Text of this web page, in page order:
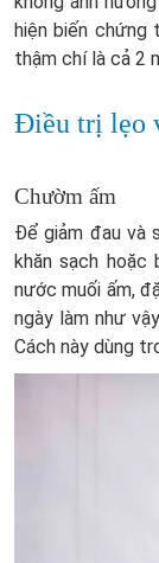
hiện biến chứng
thậm chí là cả 2
Điều trị lẹo
Chườm ấm
Để giảm đau và
khăn sạch hoặc
nước muối ấm,
ngày làm như
Cách này dùng